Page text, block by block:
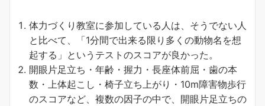
体力づくり教室に参加している人は、そうでない人
と比べて、「1分間で出来る限り多くの動物名を想
起する」というテストのスコアが良かった。
開眼片足立ち・年齢・握力・長座体前屈・歯の本
数・上体起こし・椅子立ち上がり・10m障害物歩行
のスコアなど、複数の因子の中で、開眼片足立ちの